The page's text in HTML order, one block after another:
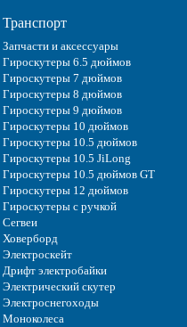
Транспорт
Запчасти и аксессуары
Гироскутеры 6.5 дюймов
Гироскутеры 7 дюймов
Гироскутеры 8 дюймов
Гироскутеры 9 дюймов
Гироскутеры 10 дюймов
Гироскутеры 10.5 дюймов
Гироскутеры 10.5 JiLong
Гироскутеры 10.5 дюймов GT
Гироскутеры 12 дюймов
Гироскутеры с ручкой
Сегвеи
Ховерборд
Электроскейт
Дрифт электробайки
Электрический скутер
Электроснегоходы
Моноколеса